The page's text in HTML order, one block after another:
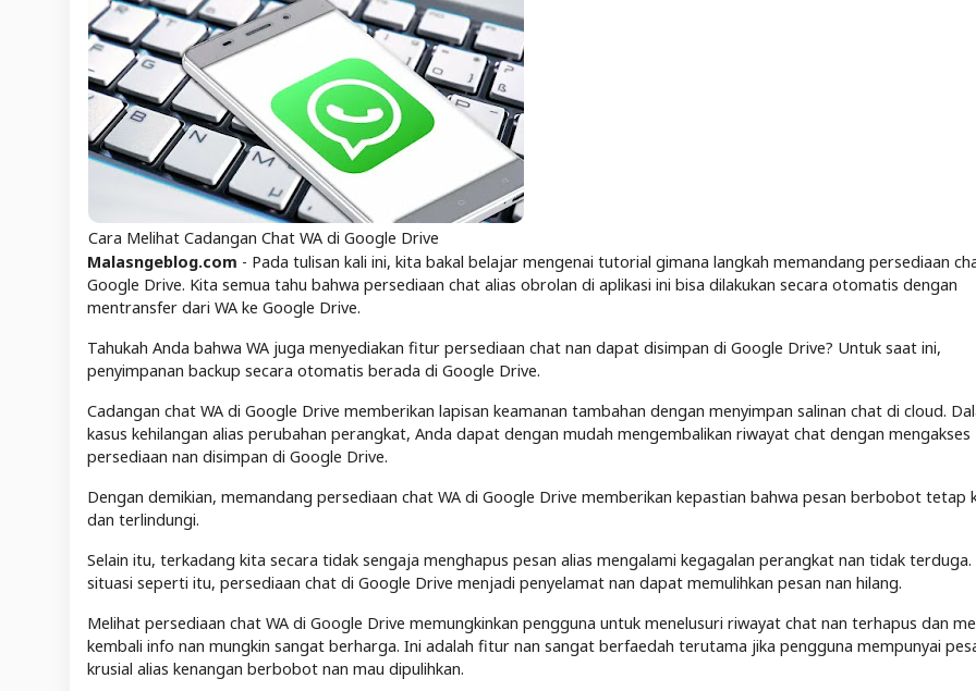
Cara Melihat Cadangan Chat WA di Google Drive
Malasngeblog.com - Pada tulisan kali ini, kita bakal belajar mengenai tutorial gimana langkah memandang persediaan
Google Drive. Kita semua tahu bahwa persediaan chat alias obrolan di aplikasi ini bisa dilakukan secara otomatis dengan
mentransfer dari WA ke Google Drive.
Tahukah Anda bahwa WA juga menyediakan fitur persediaan chat nan dapat disimpan di Google Drive? Untuk saat ini,
penyimpanan backup secara otomatis berada di Google Drive.
Cadangan chat WA di Google Drive memberikan lapisan keamanan tambahan dengan menyimpan salinan chat di cloud.
kasus kehilangan alias perubahan perangkat, Anda dapat dengan mudah mengembalikan riwayat chat dengan mengakses
persediaan nan disimpan di Google Drive.
Dengan demikian, memandang persediaan chat WA di Google Drive memberikan kepastian bahwa pesan berbobot tetap
dan terlindungi.
Selain itu, terkadang kita secara tidak sengaja menghapus pesan alias mengalami kegagalan perangkat nan tidak terduga.
situasi seperti itu, persediaan chat di Google Drive menjadi penyelamat nan dapat memulihkan pesan nan hilang.
Melihat persediaan chat WA di Google Drive memungkinkan pengguna untuk menelusuri riwayat chat nan terhapus dan
kembali info nan mungkin sangat berharga. Ini adalah fitur nan sangat berfaedah terutama jika pengguna mempunyai
krusial alias kenangan berbobot nan mau dipulihkan.